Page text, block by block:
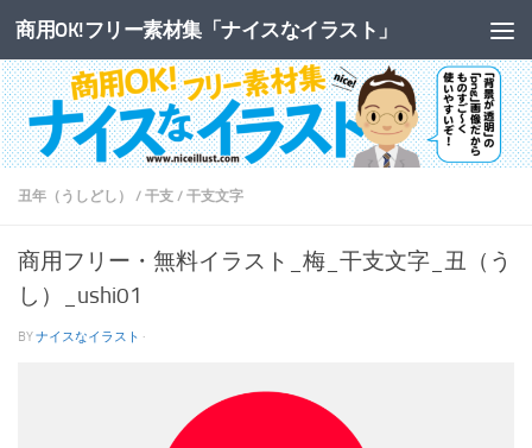
コンテンツへスキップ
商用OK!フリー素材集「ナイスなイラスト」
丑年（うしどし） / 干支 / 干支文字
商用フリー・無料イラスト_梅_干支文字_丑（う
し）_ushi01
BYナイスなイラスト ·